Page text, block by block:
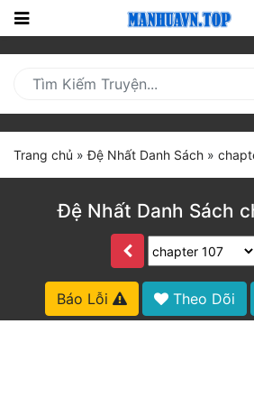
Nhật
(current)
Truyện HOT
Trang chủ »Đệ Nhất Danh Sách »
Đệ Nhất Danh Sách
Báo Lỗi Theo Dõi